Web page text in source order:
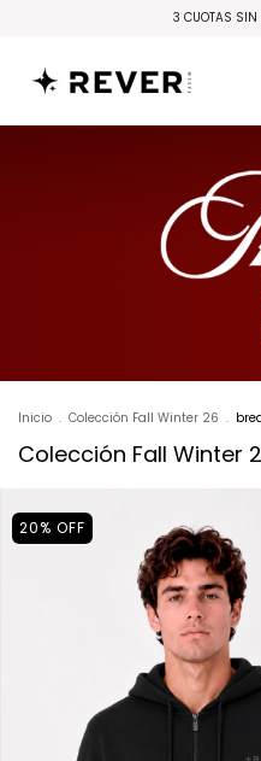
SIN INTERÉS | 6 CUOTAS SIN
Inicio . Colección Fall Winter 26 .
Colección Fall Winter
20% OFF